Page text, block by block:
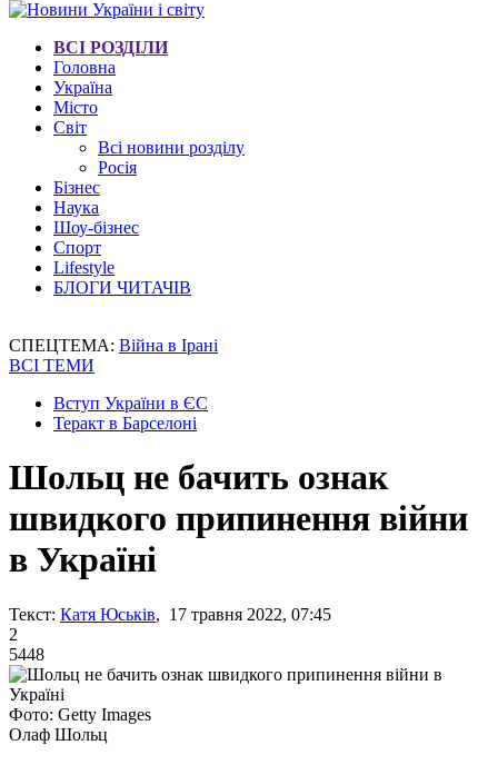
ВСІ РОЗДІЛИ
Головна
Україна
Місто
Світ
Всі новини розділу
Росія
Бізнес
Наука
Шоу-бізнес
Спорт
Lifestyle
БЛОГИ ЧИТАЧІВ
СПЕЦТЕМА: Війна в Ірані
ВСІ ТЕМИ
Вступ України в ЄС
Теракт в Барселоні
Шольц не бачить ознак
швидкого припинення війни
в Україні
Текст: Катя Юськів, 17 травня 2022, 07:45
2
5448
Фото: Getty Images
Олаф Шольц